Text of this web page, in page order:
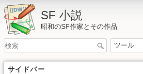
SF 小説
昭和のSF作家とその作品
サイドバー